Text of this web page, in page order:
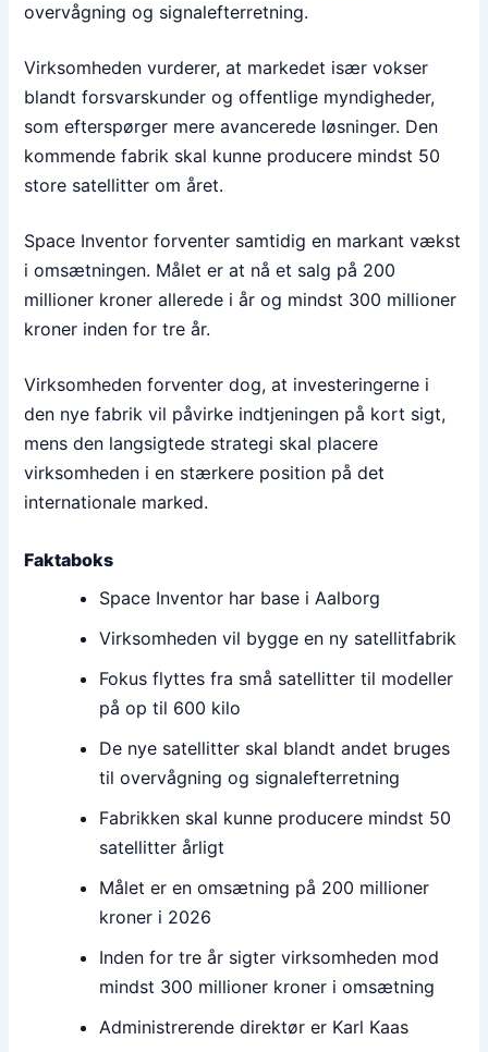
overvågning og signalefterretning.
Virksomheden vurderer, at markedet især vokser
blandt forsvarskunder og offentlige myndigheder,
som efterspørger mere avancerede løsninger. Den
kommende fabrik skal kunne producere mindst 50
store satellitter om året.
Space Inventor forventer samtidig en markant vækst
i omsætningen. Målet er at nå et salg på 200
millioner kroner allerede i år og mindst 300 millioner
kroner inden for tre år.
Virksomheden forventer dog, at investeringerne i
den nye fabrik vil påvirke indtjeningen på kort sigt,
mens den langsigtede strategi skal placere
virksomheden i en stærkere position på det
internationale marked.
Faktaboks
Space Inventor har base i Aalborg
Virksomheden vil bygge en ny satellitfabrik
Fokus flyttes fra små satellitter til modeller
på op til 600 kilo
De nye satellitter skal blandt andet bruges
til overvågning og signalefterretning
Fabrikken skal kunne producere mindst 50
satellitter årligt
Målet er en omsætning på 200 millioner
kroner i 2026
Inden for tre år sigter virksomheden mod
mindst 300 millioner kroner i omsætning
Administrerende direktør er Karl Kaas